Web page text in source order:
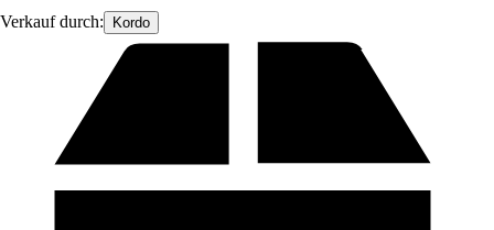
Verkauf durch: Kordo